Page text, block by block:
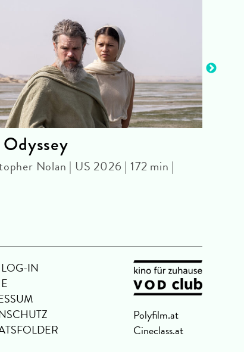
Nolan | US 2026 | 172 min |
IN
Polyfilm.at
Cineclass.at